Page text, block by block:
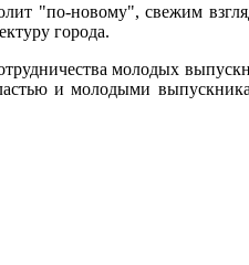
"по-новому", свежим
города.
молодых
и молодыми